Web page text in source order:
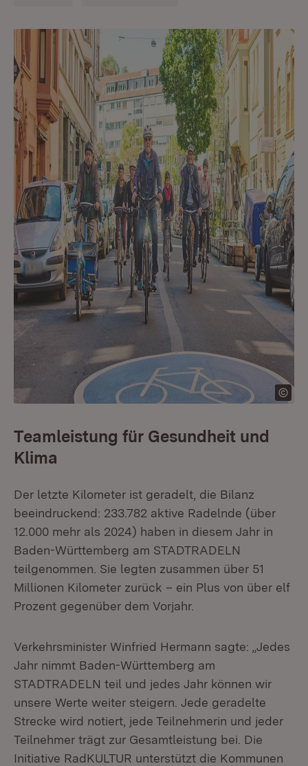
Teamleistung für Gesundheit und
Klima
Der letzte Kilometer ist geradelt, die Bilanz
beeindruckend: 233.782 aktive Radelnde (über
12.000 mehr als 2024) haben in diesem Jahr in
Baden-Württemberg am STADTRADELN
teilgenommen. Sie legten zusammen über 51
Millionen Kilometer zurück – ein Plus von über elf
Prozent gegenüber dem Vorjahr.
Verkehrsminister Winfried Hermann sagte: „Jedes
Jahr nimmt Baden-Württemberg am
STADTRADELN teil und jedes Jahr können wir
unsere Werte weiter steigern. Jede geradelte
Strecke wird notiert, jede Teilnehmerin und jeder
Teilnehmer trägt zur Gesamtleistung bei. Die
Initiative RadKULTUR unterstützt die Kommunen